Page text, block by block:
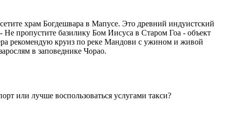
храм Богдешвара в Мапусе. Это древний индуистский
Не пропустите базилику Бом Иисуса в Старом Гоа - объект
рекомендую круиз по реке Мандови с ужином и живой
в заповеднике Чорао.
или лучше воспользоваться услугами такси?